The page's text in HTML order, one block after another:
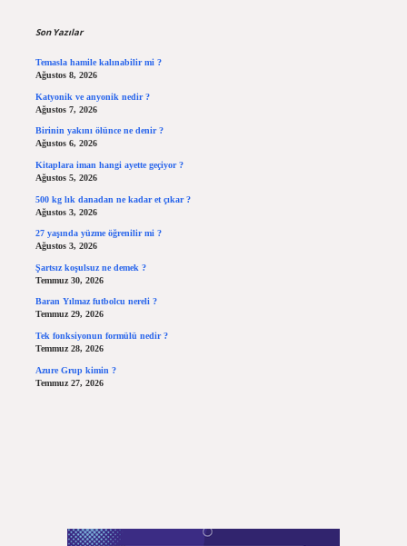
Son Yazılar
Temasla hamile kalınabilir mi ?
Ağustos 8, 2026
Katyonik ve anyonik nedir ?
Ağustos 7, 2026
Birinin yakını ölünce ne denir ?
Ağustos 6, 2026
Kitaplara iman hangi ayette geçiyor ?
Ağustos 5, 2026
500 kg lık danadan ne kadar et çıkar ?
Ağustos 3, 2026
27 yaşında yüzme öğrenilir mi ?
Ağustos 3, 2026
Şartsız koşulsuz ne demek ?
Temmuz 30, 2026
Baran Yılmaz futbolcu nereli ?
Temmuz 29, 2026
Tek fonksiyonun formülü nedir ?
Temmuz 28, 2026
Azure Grup kimin ?
Temmuz 27, 2026